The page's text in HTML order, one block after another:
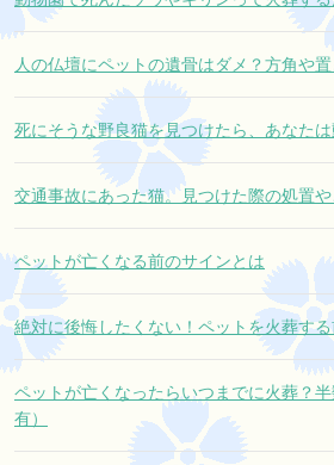
人の仏壇にペットの遺骨はダメ？方角や
死にそうな野良猫を見つけたら、あなた
交通事故にあった猫。見つけた際の処置
ペットが亡くなる前のサインとは
絶対に後悔したくない！ペットを火葬す
ペットが亡くなったらいつまでに火葬？
有）